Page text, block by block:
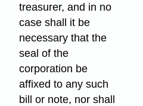
treasurer, and in no
case shall it be
necessary that the
seal of the
corporation be
affixed to any such
bill or note, nor shall